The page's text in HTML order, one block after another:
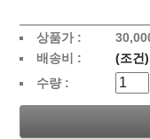
상품가 :
배송비 :
(조건)
수량 :